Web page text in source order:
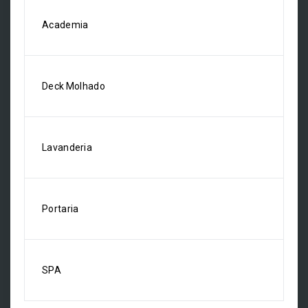
Academia
Deck Molhado
Lavanderia
Portaria
SPA